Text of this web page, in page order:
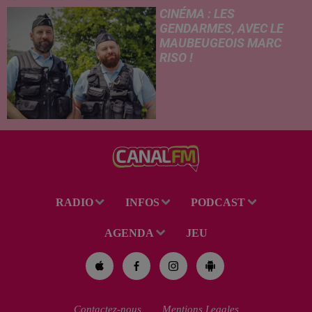
CINÉMA : LES
GENDARMES, AVEC LE
MAUBEUGEOIS MARC
RISO !
toutes les salles de cinéma. À
cette occasion, Le Réveil...
RADIO INFOS PODCAST
AGENDA JEU
Contactez-nous Mentions Legales